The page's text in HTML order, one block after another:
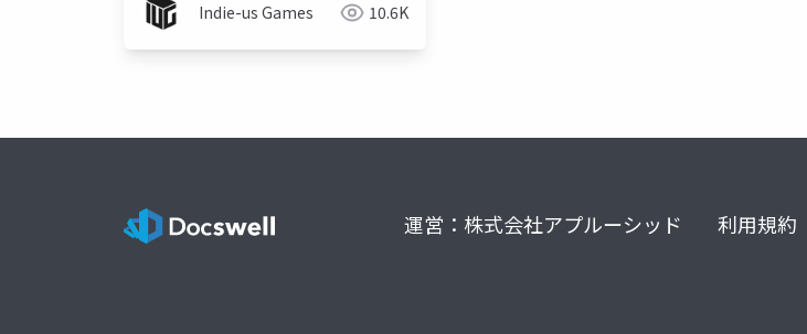
Indie-us Games 10.6K
運営：株式会社アプルーシッド 利用規約